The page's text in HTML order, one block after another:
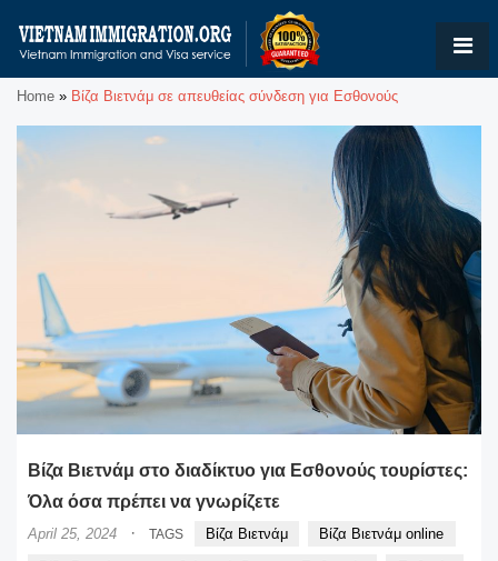
Home » Βίζα Βιετνάμ σε απευθείας σύνδεση για Εσθονούς
Βίζα Βιετνάμ στο διαδίκτυο για Εσθονούς τουρίστες:
Όλα όσα πρέπει να γνωρίζετε
April 25, 2024 · TAGS Βίζα Βιετνάμ
Βίζα Βιετνάμ online